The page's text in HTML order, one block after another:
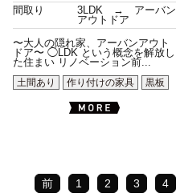
間取り
3LDK → アーバン
アウトドア
〜大人の隠れ家、アーバンアウト
ドア〜 ◯LDK という概念を解放し
た住まい リノベーション前...
土間あり
作り付けの家具 黒板
前 1 2 3 4